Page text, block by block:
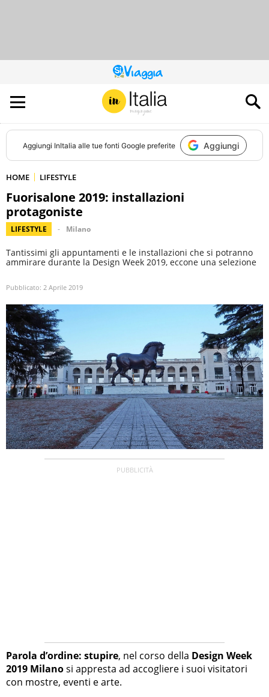
QUESTO
SITO
CONTRIBUISCE
ALL’AUDIENCE
DI
Aggiungi InItalia alle tue fonti Google preferite Aggiungi
HOME LIFESTYLE
Fuorisalone 2019: installazioni
protagoniste
LIFESTYLE Milano
Tantissimi gli appuntamenti e le installazioni che si potranno
ammirare durante la Design Week 2019, eccone una selezione
Pubblicato: 2 Aprile 2019
Parola d’ordine: stupire, nel corso della Design Week
2019 Milanosi appresta ad accogliere i suoi visitatori
con mostre, eventi e arte.